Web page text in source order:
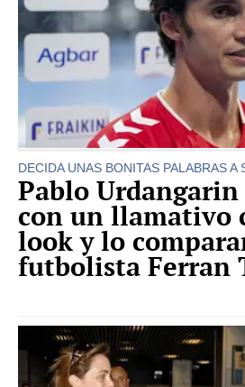
DECIDA UNAS BONITAS PALABRAS A
Pablo Urdangarin
con un llamativo
look y lo
futbolista Ferran